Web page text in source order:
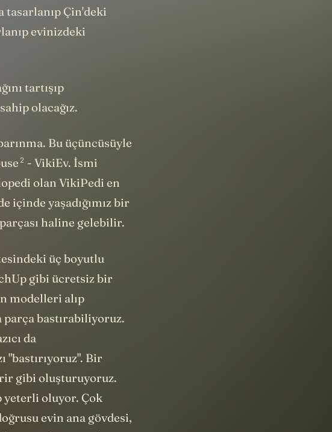
tasarlanıp Çin'deki
evinizdeki
tartışıp
olacağız.
Bu üçüncüsüyle
2 - VikiEv. İsmi
olan VikiPedi en
içinde yaşadığımız bir
haline gelebilir.
üç boyutlu
gibi ücretsiz bir
modelleri alıp
bastırabiliyoruz.
da
"bastırıyoruz". Bir
gibi oluşturuyoruz.
oluyor. Çok
evin ana gövdesi,